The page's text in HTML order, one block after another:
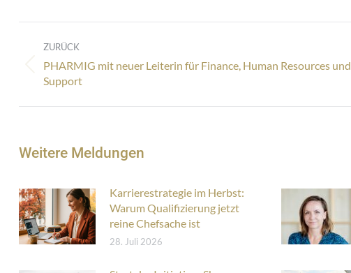
ZURÜCK
Vorheriger
Beitrag:
PHARMIG mit neuer Leiterin für Finance, Human Resources und
Support
Weitere Meldungen
Karrierestrategie im Herbst:
Warum Qualifizierung jetzt
reine Chefsache ist
28. Juli 2026